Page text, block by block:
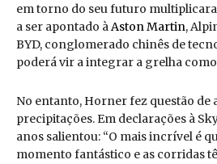
em torno do seu futuro
a ser apontado àAston Martin,
BYD, conglomerado chinês de
poderá vir a integrar a grelha como
No entanto, Horner fez questão de
precipitações. Em declarações à
anos salientou: “O mais incrível é
momento fantástico e as corridas